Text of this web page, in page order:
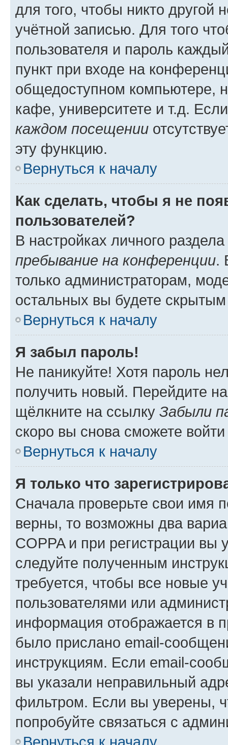
для того, чтобы никто другой
учётной записью. Для того
пользователя и пароль
пункт при входе на
общедоступном компьютере,
кафе, университете и т.д.
каждом посещении
эту функцию.
Вернуться к началу
Как сделать, чтобы я не
пользователей?
В настройках личного
пребывание на конференции.
только администраторам,
остальных вы будете
Вернуться к началу
Я забыл пароль!
Не паникуйте! Хотя пароль
получить новый. Перейдите
щёлкните на ссылку Забыли
скоро вы снова сможете
Вернуться к началу
Я только что
Сначала проверьте свои имя
верны, то возможны два
COPPA и при регистрации вы
следуйте полученным
требуется, чтобы все новые
пользователями или
информация отображается в
было прислано email-
инструкциям. Если email-
вы указали неправильный
фильтром. Если вы уверены,
попробуйте связаться с
Вернуться к началу